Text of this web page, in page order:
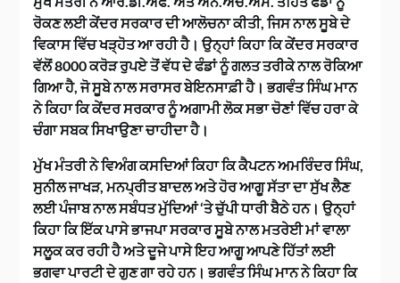
ਰੋਕਣ ਲਈ ਕੇਂਦਰ ਸਰਕਾਰ ਦੀ ਆਲੋਚਨਾ ਕੀਤੀ, ਜਿਸ ਨਾਲ ਸੂਬੇ ਦੇ
ਵਿਕਾਸ ਵਿੱਚ ਖੜ੍ਹੋਤ ਆ ਰਹੀ ਹੈ। ਉਨ੍ਹਾਂ ਕਿਹਾ ਕਿ ਕੇਂਦਰ ਸਰਕਾਰ
ਵੱਲੋਂ 8000 ਕਰੋੜ ਰੁਪਏ ਤੋਂ ਵੱਧ ਦੇ ਫੰਡਾਂ ਨੂੰ ਗਲਤ ਤਰੀਕੇ ਨਾਲ ਰੋਕਿਆ
ਗਿਆ ਹੈ, ਜੋ ਸੂਬੇ ਨਾਲ ਸਰਾਸਰ ਬੇਇਨਸਾਫ਼ੀ ਹੈ। ਭਗਵੰਤ ਸਿੰਘ ਮਾਨ
ਨੇ ਕਿਹਾ ਕਿ ਕੇਂਦਰ ਸਰਕਾਰ ਨੂੰ ਅਗਾਮੀ ਲੋਕ ਸਭਾ ਚੋਣਾਂ ਵਿੱਚ ਹਰਾ ਕੇ
ਚੰਗਾ ਸਬਕ ਸਿਖਾਉਣਾ ਚਾਹੀਦਾ ਹੈ।
ਮੁੱਖ ਮੰਤਰੀ ਨੇ ਵਿਅੰਗ ਕਸਦਿਆਂ ਕਿਹਾ ਕਿ ਕੈਪਟਨ ਅਮਰਿੰਦਰ ਸਿੰਘ,
ਸੁਨੀਲ ਜਾਖੜ, ਮਨਪ੍ਰੀਤ ਬਾਦਲ ਅਤੇ ਹੋਰ ਆਗੂ ਸੱਤਾ ਦਾ ਸੁੱਖ ਲੈਣ
ਲਈ ਪੰਜਾਬ ਨਾਲ ਸਬੰਧਤ ਮੁੱਦਿਆਂ ‘ਤੇ ਚੁੱਪੀ ਧਾਰੀ ਬੈਠੇ ਹਨ। ਉਨ੍ਹਾਂ
ਕਿਹਾ ਕਿ ਇੱਕ ਪਾਸੇ ਭਾਜਪਾ ਸਰਕਾਰ ਸੂਬੇ ਨਾਲ ਮਤਰੇਈ ਮਾਂ ਵਾਲਾ
ਸਲੂਕ ਕਰ ਰਹੀ ਹੈ ਅਤੇ ਦੂਜੇ ਪਾਸੇ ਇਹ ਆਗੂ ਆਪਣੇ ਹਿੱਤਾਂ ਲਈ
ਭਗਵਾ ਪਾਰਟੀ ਦੇ ਗੁਣ ਗਾ ਰਹੇ ਹਨ। ਭਗਵੰਤ ਸਿੰਘ ਮਾਨ ਨੇ ਕਿਹਾ ਕਿ